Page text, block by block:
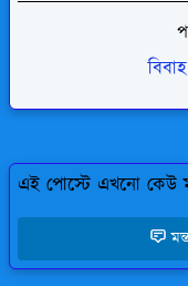
এই পোস্টে এখনো কেউ